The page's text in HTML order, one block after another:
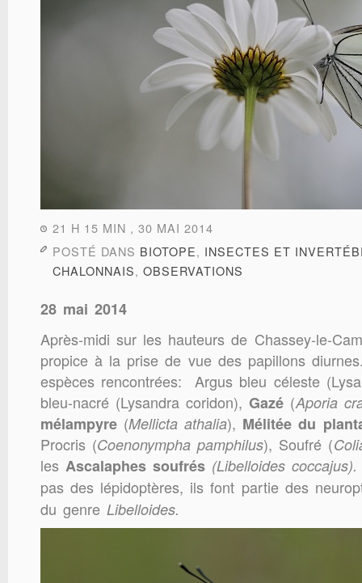
21 H 15 MIN , 30 MAI 2014
POSTÉ DANS BIOTOPE, INSECTES ET
CHALONNAIS, OBSERVATIONS
28 mai 2014
Après-midi sur les hauteurs de Chassey-le-
propice à la prise de vue des papillons
espèces rencontrées: Argus bleu céleste
bleu-nacré (Lysandra coridon),Gazé (Aporia
mélampyre (Mellicta athalia), Mélitée du
Procris (Coenonympha pamphilus), Soufré (
les Ascalaphes soufrés (Libelloides
pas des lépidoptères, ils font partie des
du genre Libelloides.